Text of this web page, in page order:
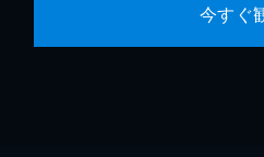
今すぐ